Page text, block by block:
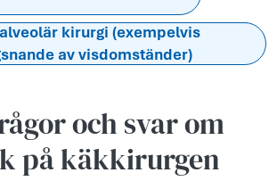
kirurgi (exempelvis
av visdomständer)
och svar om
på käkkirurgen